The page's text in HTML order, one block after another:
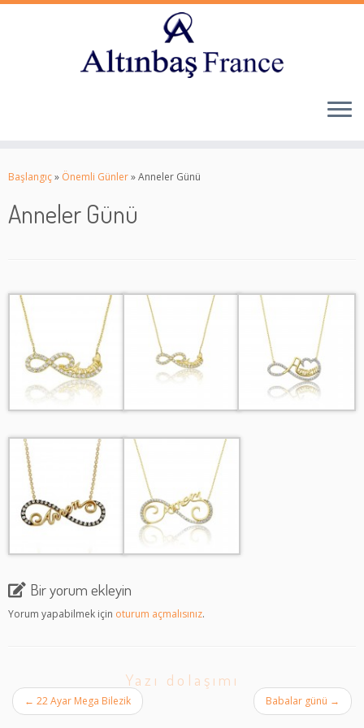
content
Başlangıç» Önemli Günler»Anneler Günü
Anneler Günü
Bir yorum ekleyin
Yorum yapabilmek için oturum açmalısınız.
Yazı dolaşımı
← 22 Ayar Mega Bilezik Babalar günü →